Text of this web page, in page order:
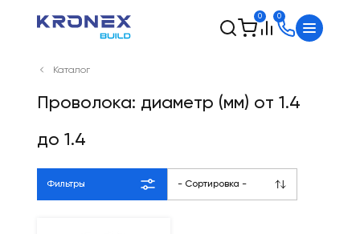
0 0
Каталог
Проволока: диаметр (мм) от 1.4
до 1.4
Фильтры - Сортировка -